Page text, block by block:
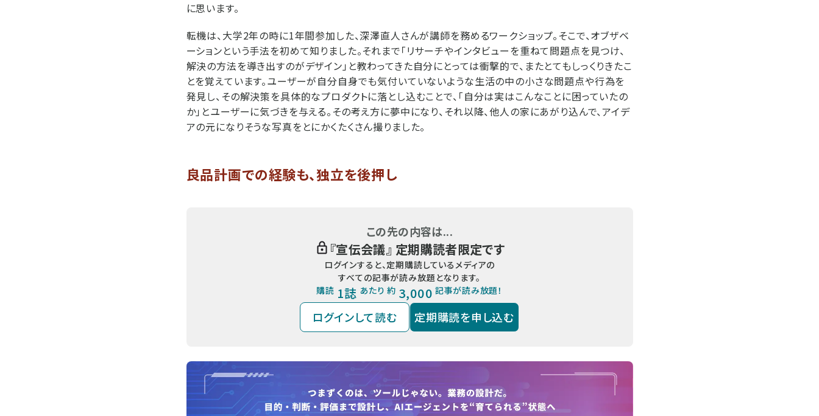
に思います。
転機は、大学2年の時に1年間参加した、深澤直人さんが講師を務めるワークショップ。そこで、オブザベ
ーションという手法を初めて知りました。それまで「リサーチやインタビューを重ねて問題点を見つけ、
解決の方法を導き出すのがデザイン」と教わってきた自分にとっては衝撃的で、またとてもしっくりきたこ
とを覚えています。ユーザーが自分自身でも気付いていないような生活の中の小さな問題点や行為を
発見し、その解決策を具体的なプロダクトに落とし込むことで、「自分は実はこんなことに困っていたの
か」とユーザーに気づきを与える。その考え方に夢中になり、それ以降、他人の家にあがり込んで、アイデ
アの元になりそうな写真をとにかくたくさん撮りました。
良品計画での経験も、独立を後押し
この先の内容は...
『宣伝会議』 定期購読者限定です
ログインすると、定期購読しているメディアの
すべての記事が読み放題となります。
購読 1誌 あたり 約 3,000 記事が読み放題！
ログインして読む 定期購読を申し込む